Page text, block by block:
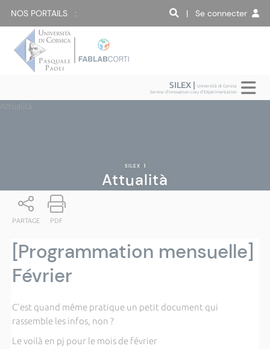
NOS PORTAILS : | Se connecter
SILEX |Università di Corsica
Service d'Innovation Lieu d'EXpérimentation
Attualità
SILEX |
Attualità
PARTAGE PDF
[Programmation mensuelle]
Février
C'est quand même pratique un petit document qui
rassemble les infos, non ?
Le voilà en pj pour le mois de février